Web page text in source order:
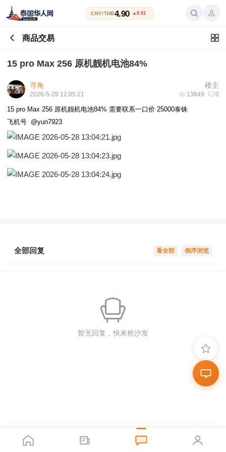
CNY/THB4.90 ▲0.01
商品交易
15 pro Max 256 原机靓机电池84%
楼主
寻角
13849 0
2026-5-28 12:05:21
15 pro Max 256 原机靓机电池84% 需要联系一口价 25000泰铢
飞机号 @yun7923
倒序浏览
看全部
全部回复
暂无回复，快来抢沙发